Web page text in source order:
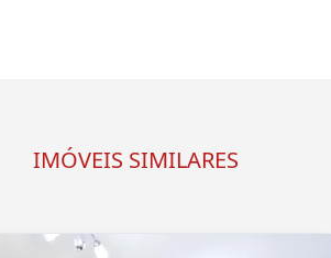
IMÓVEIS SIMILARES